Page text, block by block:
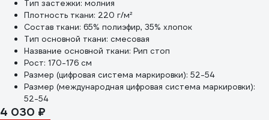
Тип застежки: молния
Плотность ткани: 220 г/м²
Состав ткани: 65% полиэфир, 35% хлопок
Тип основной ткани: смесовая
Название основной ткани: Рип стоп
Рост: 170-176 см
Размер (цифровая система маркировки): 52-54
Размер (международная цифровая система маркировки):
52-54
4 030 ₽